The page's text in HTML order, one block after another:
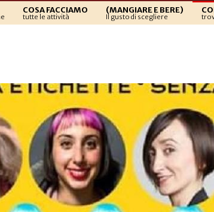
COSA FACCIAMO
tutte le attività
(MANGIARE E BERE)
Il gusto di scegliere